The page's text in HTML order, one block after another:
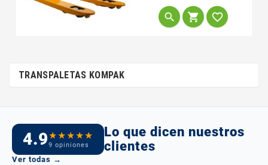
  
TRANSPALETAS KOMPAK
4.9★★★★★
9 opiniones
Lo que dicen nuestros
clientes
Ver todas →